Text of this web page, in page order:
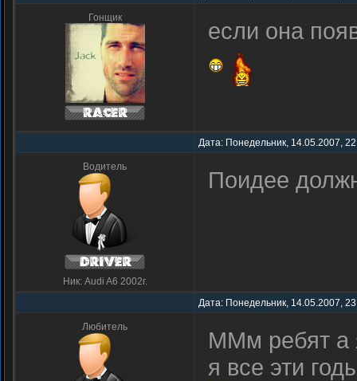
Гонщик если она
Дата: Понедельник, 14.05.2007,
Водитель
Ник: Audi A6 2002г.
Поидее
Дата: Понедельник, 14.05.2007,
Любитель
ММм ребят а
я все эти